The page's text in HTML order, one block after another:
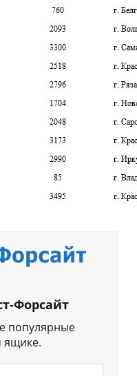
Форсайт
популярные
ящике.